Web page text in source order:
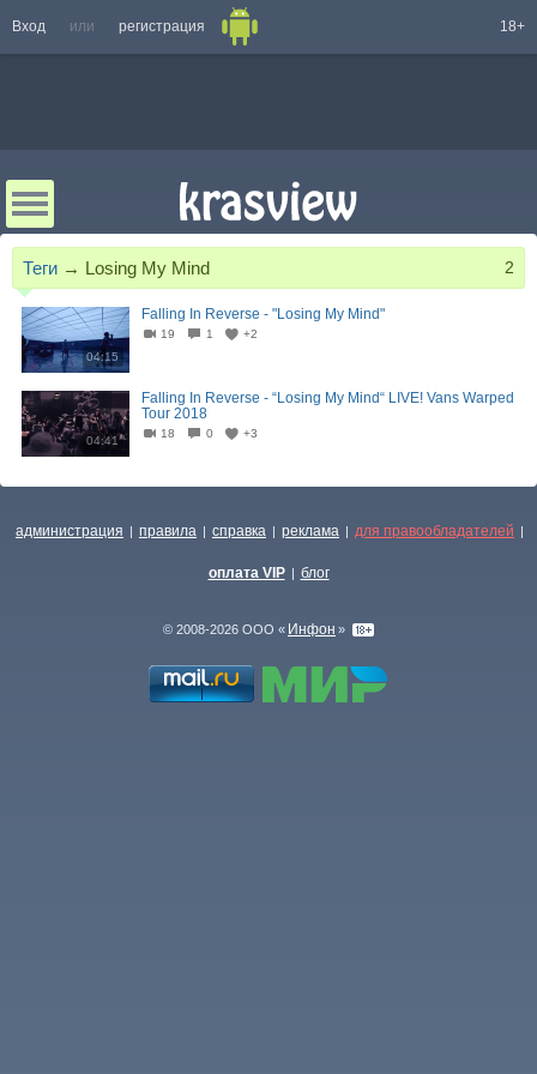
Вход или регистрация 18+
Теги → Losing My Mind 2
04:15
Falling In Reverse - "Losing My Mind"
19 1 +2
04:41
Falling In Reverse - “Losing My Mind“ LIVE! Vans Warped
Tour 2018
18 0 +3
администрация | правила | справка | реклама | для правообладателей |
оплата VIP | блог
© 2008-2026 ООО « Инфон »